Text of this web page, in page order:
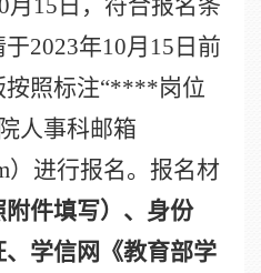
月 15 日，符合报名条
于2023年10月 15 日前
照标注“****岗位
人事科邮箱
）进行报名。报名材
件填写）、身份
学信网《教育部学